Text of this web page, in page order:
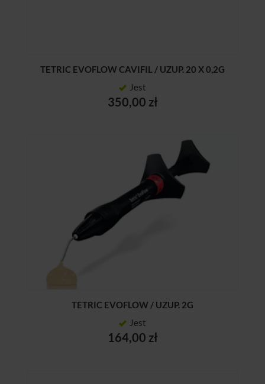
TETRIC EVOFLOW CAVIFIL / UZUP. 20 X 0,2G
Jest
350,00 zł
TETRIC EVOFLOW / UZUP. 2G
Jest
164,00 zł